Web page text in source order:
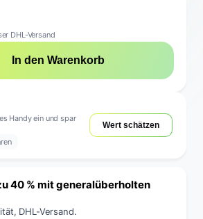
DHL-Versand
In den Warenkorb
Handy ein und spar
Wert schätzen
40 % mit generalüberholten
DHL-Versand.